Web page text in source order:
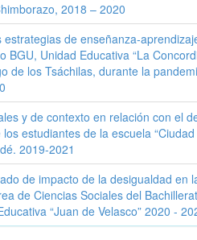
2018 – 2020
estrategias de enseñanza-
BGU, Unidad Educativa “La
de los Tsáchilas, durante la
y de contexto en relación con el
estudiantes de la escuela “Ciudad
2019-2021
de impacto de la desigualdad en
de Ciencias Sociales del
“Juan de Velasco” 2020 -